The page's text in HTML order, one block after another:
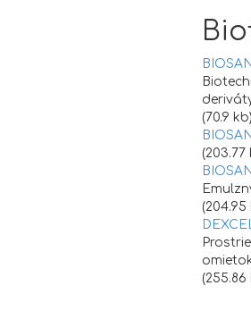
(70.9 kb)
(203.77
(204.95
(255.86